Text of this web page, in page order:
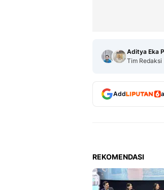
Aditya Eka
Tim Redaksi
Add
REKOMENDASI